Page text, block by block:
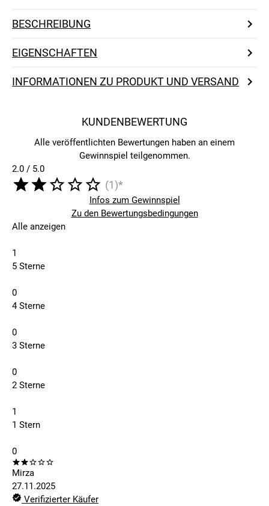
BESCHREIBUNG
EIGENSCHAFTEN
INFORMATIONEN ZU PRODUKT UND VERSAND
KUNDENBEWERTUNG
Alle veröffentlichten Bewertungen haben an einem
Gewinnspiel teilgenommen.
2.0 / 5.0
(1)*
Infos zum Gewinnspiel
Zu den Bewertungsbedingungen
Alle anzeigen
1
5 Sterne
0
4 Sterne
0
3 Sterne
0
2 Sterne
1
1 Stern
0
Mirza
27.11.2025
Verifizierter Käufer